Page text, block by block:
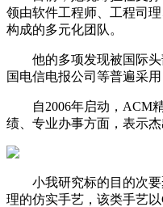
领由软件工程师、工程司
构成的多元化团队。
他的多项发现被国际头
国电信电报公司等普遍采
自2006年启动，ACM精
绩、专业办事方面，表示杰
小我研究标的目的次要
理的仿实手艺，该类手艺